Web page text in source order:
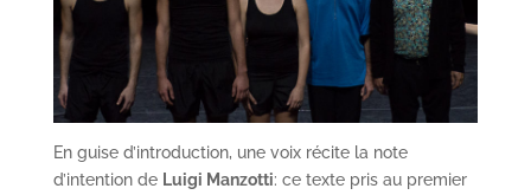
En guise d’introduction, une voix récite la note
d’intention de Luigi Manzotti: ce texte pris au premier